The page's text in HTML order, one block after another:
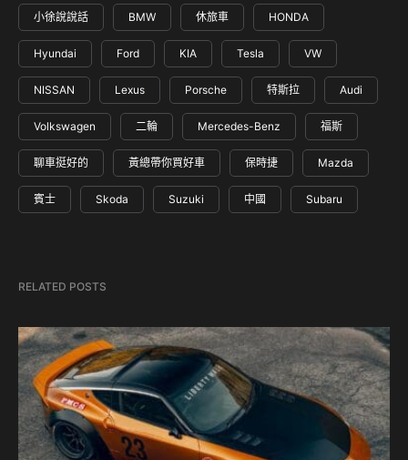
小徐說說話 BMW 休旅車 HONDA
Hyundai Ford KIA Tesla VW
NISSAN Lexus Porsche 特斯拉 Audi
Volkswagen 二輪 Mercedes-Benz 福斯
聊車挺好的 黃總帶你買好車 保時捷 Mazda
賓士 Skoda Suzuki 中國 Subaru
RELATED POSTS